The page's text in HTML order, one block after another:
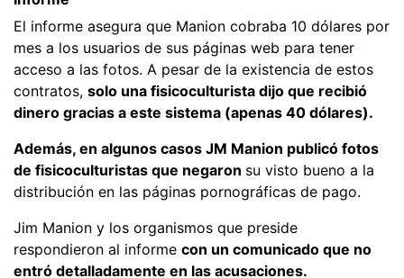
El informe asegura que Manion cobraba 10 dólares por
mes a los usuarios de sus páginas web para tener
acceso a las fotos. A pesar de la existencia de estos
contratos, solo una fisicoculturista dijo que recibió
dinero gracias a este sistema (apenas 40 dólares).
Además, en algunos casos JM Manion publicó fotos
de fisicoculturistas que negaron su visto bueno a la
distribución en las páginas pornográficas de pago.
Jim Manion y los organismos que preside
respondieron al informe con un comunicado que no
entró detalladamente en las acusaciones.